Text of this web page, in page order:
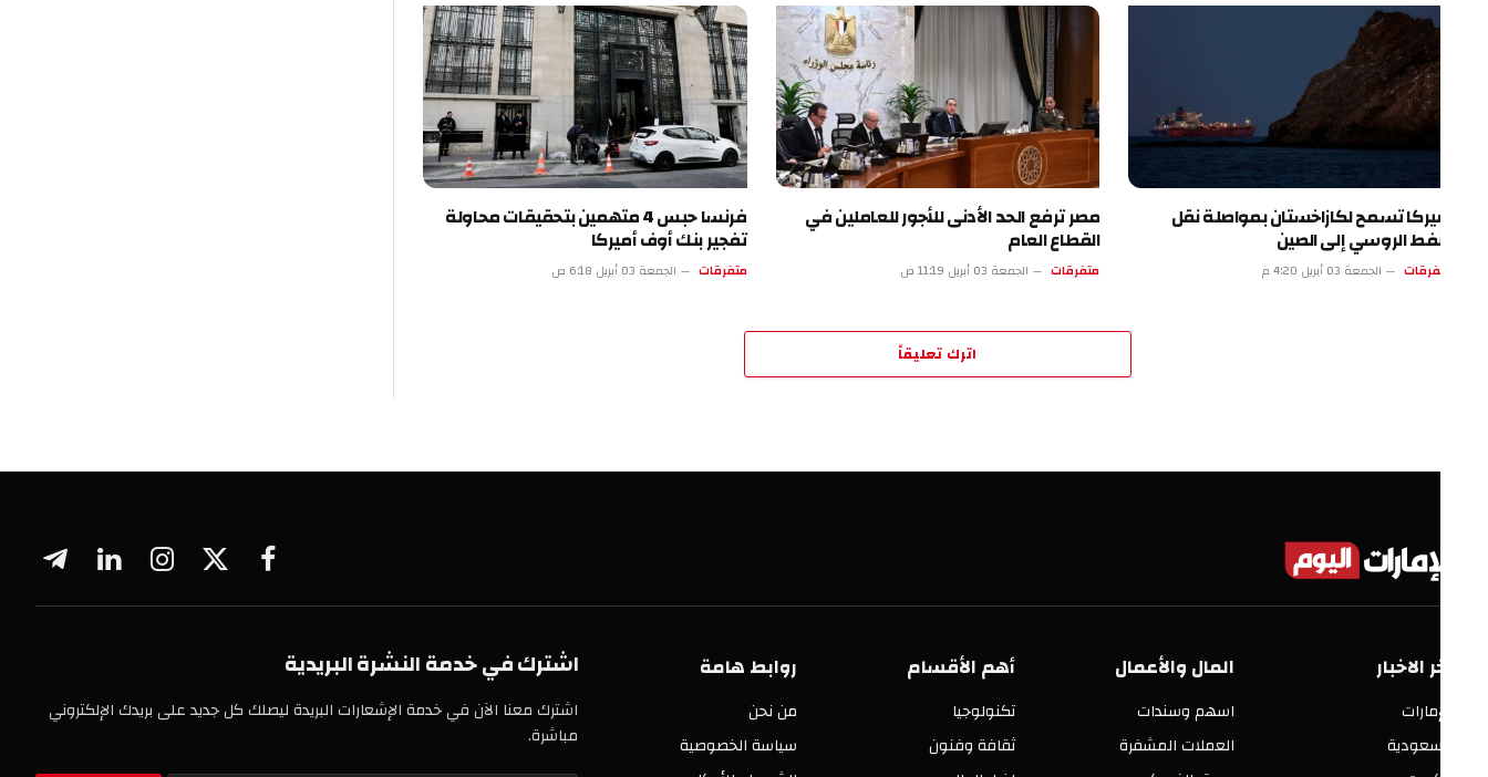
تسمح لكازاخستان بمواصلة نقل
الروسي إلى الصين
الجمعة 03 أبريل 4:20 م
مصر ترفع الحد الأدنى للأجور للعاملين في
القطاع العام
الجمعة 03 أبريل 11:19 ص
فرنسا حبس 4 متهمين بتحقيقات محاولة
تفجير بنك أوف أميركا
متفرقات الجمعة 03 أبريل 6:18 ص
اترك تعليقاً
فيسبوك
X
الانستغراملينكدإن تيلقرام
الاخبار المال والأعمال
اسهم وسندات
العملات المشفرة
أهم الأقسام
تكنولوجيا
ثقافة وفنون
روابط هامة
من نحن
سياسة الخصوصية
اشترك في خدمة النشرة البريدية
اشترك معنا الآن في خدمة الإشعارات البريدة ليصلك كل جديد على بريدك الإلكتروني
مباشرة.